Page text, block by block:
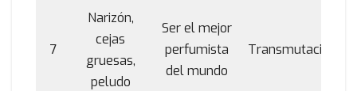
7
Narizón,
cejas
gruesas,
peludo
Ser el mejor
perfumista
del mundo
Transmutación